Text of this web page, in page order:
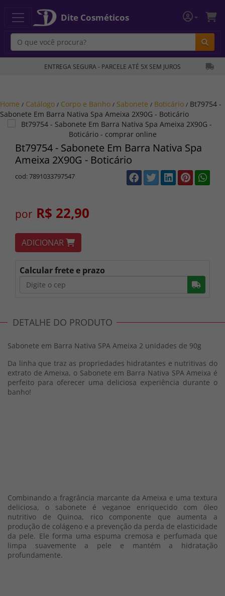
Dite Cosméticos
ENTREGA SEGURA - PARCELE ATÉ 5X SEM JUROS
Home / Catálogo / Corpo e Banho / Sabonete / Boticário / Bt79754 -
Sabonete Em Barra Nativa Spa Ameixa 2X90G - Boticário
Bt79754 - Sabonete Em Barra Nativa Spa
Ameixa 2X90G - Boticário
cod: 7891033797547
por R$ 22,90
ADICIONAR
Calcular frete e prazo
DETALHE DO PRODUTO
Sabonete em Barra Nativa SPA Ameixa 2 unidades de 90g
Da linha que traz as propriedades hidratantes e nutritivas do
extrato de Ameixa, o Sabonete em Barra Nativa SPA Ameixa é
perfeito para oferecer uma deliciosa experiência durante o
banho!
Combinando a fragrância marcante da Ameixa e uma textura
deliciosa, o sabonete é veganoe enriquecido com óleo
nutritivo de Quinoa, rico componente que aumenta a
produção de colágeno e a prevenção da perda de elasticidade
da pele. Ele forma uma espuma cremosa e perfumada que
limpa suavemente a pele e mantém a hidratação
profundamente.